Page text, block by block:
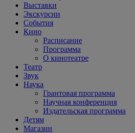
Выставки
Экскурсии
События
Кино
Расписание
Программа
О кинотеатре
Театр
Звук
Наука
Грантовая программа
Научная конференция
Издательская программа
Детям
Магазин